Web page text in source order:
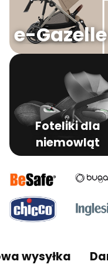
e-Gazelle
Foteliki dla
niemowląt